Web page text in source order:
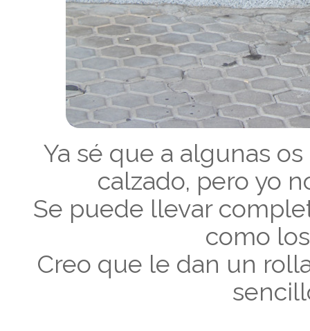
Ya sé que a algunas
calzado, pero yo
Se puede llevar
como
Creo que le dan un